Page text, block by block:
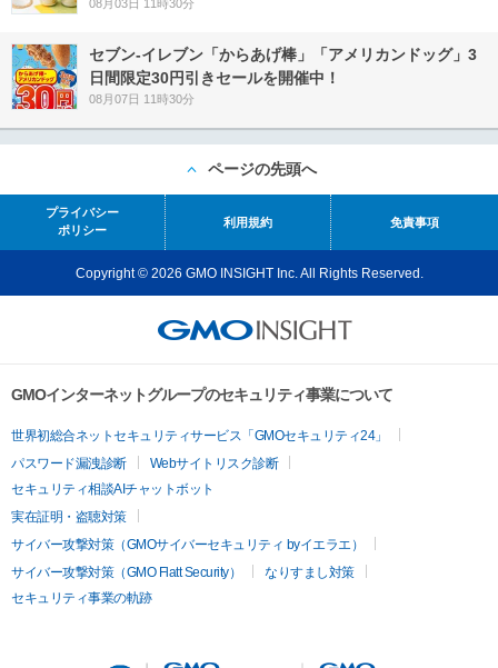
08月03日 11時30分
セブン‐イレブン「からあげ棒」「アメリカンドッグ」3
日間限定30円引きセールを開催中！
08月07日 11時30分
ページの先頭へ
プライバシー
ポリシー
利用規約 免責事項
Copyright © 2026 GMO INSIGHT Inc. All Rights Reserved.
GMOインターネットグループのセキュリティ事業について
世界初総合ネットセキュリティサービス「GMOセキュリティ24」
パスワード漏洩診断
Webサイトリスク診断
セキュリティ相談AIチャットボット
実在証明・盗聴対策
サイバー攻撃対策（GMOサイバーセキュリティ byイエラエ）
サイバー攻撃対策（GMO Flatt Security）
なりすまし対策
セキュリティ事業の軌跡